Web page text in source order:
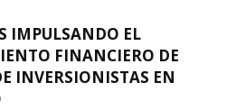
IMPULSANDO EL
FINANCIERO DE
INVERSIONISTAS EN